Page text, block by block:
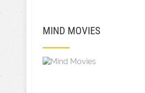
MIND MOVIES